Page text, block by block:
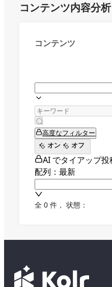
コンテンツ内容分析
コンテンツ
高度なフィルター
オン
オフ
AI でタイアップ
配列：最新
全 0 件 ， 状態：